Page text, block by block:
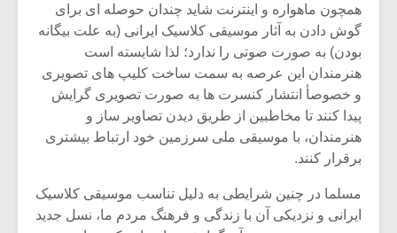
همچون ماهواره و اینترنت شاید چندان حوصله ای برای
گوش دادن به آثار موسیقی کلاسیک ایرانی (به علت بیگانه
بودن) به صورت صوتی را ندارد؛ لذا شایسته است
هنرمندان این عرصه به سمت ساخت کلیپ های تصویری
و خصوصأ انتشار کنسرت ها به صورت تصویری گرایش
پیدا کنند تا مخاطبین از طریق دیدن تصاویر ساز و
هنرمندان، با موسیقی ملی سرزمین خود ارتباط بیشتری
برقرار کنند.
مسلما در چنین شرایطی به دلیل تناسب موسیقی کلاسیک
ایرانی و نزدیکی آن با زندگی و فرهنگ مردم ما، نسل جدید